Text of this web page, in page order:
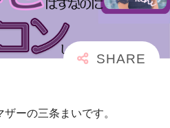
ーの三条まいです。